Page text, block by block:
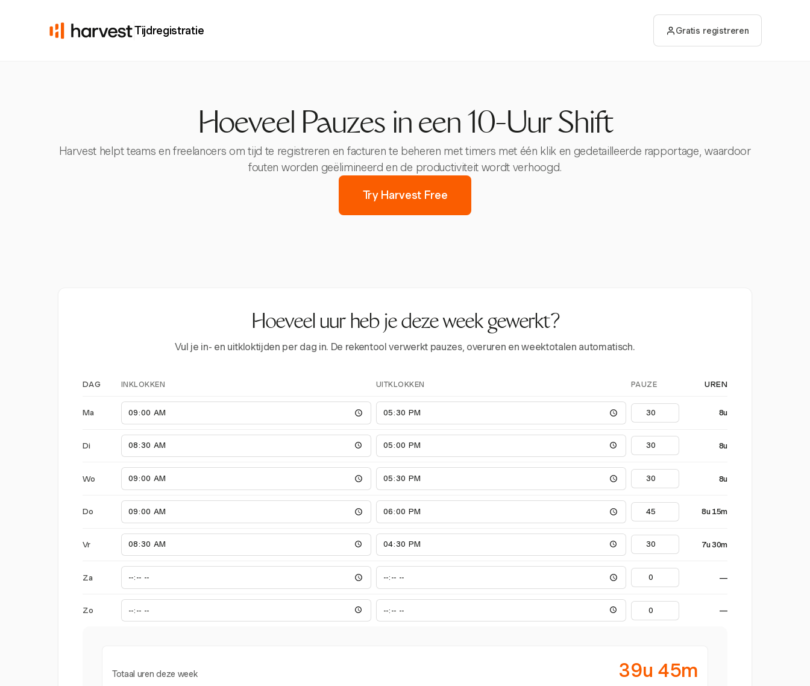
Tijdregistratie Gratis registreren
Hoeveel Pauzes in een 10-Uur Shift
Harvest helpt teams en freelancers om tijd te registreren en facturen te beheren met timers met één klik en gedetailleerde rapportage, waardoor
fouten worden geëlimineerd en de productiviteit wordt verhoogd.
Try Harvest Free
Hoeveel uur heb je deze week gewerkt?
Vul je in- en uitkloktijden per dag in. De rekentool verwerkt pauzes, overuren en weektotalen automatisch.
DAG INKLOKKEN UITKLOKKEN PAUZE UREN
Ma 8u
Di 8u
Wo 8u
Do 8u 15m
Vr 7u 30m
Za —
Zo —
Totaal uren deze week 39u 45m